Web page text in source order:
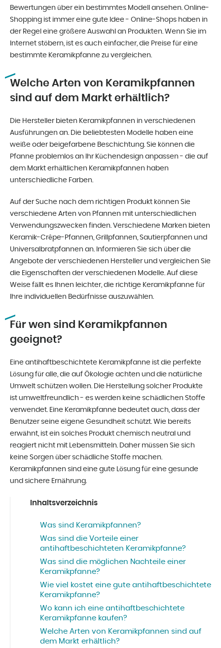
Bewertungen über ein bestimmtes Modell ansehen. Online-
Shopping ist immer eine gute Idee - Online-Shops haben in
der Regel eine größere Auswahl an Produkten. Wenn Sie im
Internet stöbern, ist es auch einfacher, die Preise für eine
bestimmte Keramikpfanne zu vergleichen.
Welche Arten von Keramikpfannen
sind auf dem Markt erhältlich?
Die Hersteller bieten Keramikpfannen in verschiedenen
Ausführungen an. Die beliebtesten Modelle haben eine
weiße oder beigefarbene Beschichtung. Sie können die
Pfanne problemlos an Ihr Küchendesign anpassen - die auf
dem Markt erhältlichen Keramikpfannen haben
unterschiedliche Farben.
Auf der Suche nach dem richtigen Produkt können Sie
verschiedene Arten von Pfannen mit unterschiedlichen
Verwendungszwecken finden. Verschiedene Marken bieten
Keramik-Crêpe-Pfannen, Grillpfannen, Sautierpfannen und
Universalbratpfannen an. Informieren Sie sich über die
Angebote der verschiedenen Hersteller und vergleichen Sie
die Eigenschaften der verschiedenen Modelle. Auf diese
Weise fällt es Ihnen leichter, die richtige Keramikpfanne für
Ihre individuellen Bedürfnisse auszuwählen.
Für wen sind Keramikpfannen
geeignet?
Eine antihaftbeschichtete Keramikpfanne ist die perfekte
Lösung für alle, die auf Ökologie achten und die natürliche
Umwelt schützen wollen. Die Herstellung solcher Produkte
ist umweltfreundlich - es werden keine schädlichen Stoffe
verwendet. Eine Keramikpfanne bedeutet auch, dass der
Benutzer seine eigene Gesundheit schützt. Wie bereits
erwähnt, ist ein solches Produkt chemisch neutral und
reagiert nicht mit Lebensmitteln. Daher müssen Sie sich
keine Sorgen über schädliche Stoffe machen.
Keramikpfannen sind eine gute Lösung für eine gesunde
und sichere Ernährung.
Inhaltsverzeichnis
Was sind Keramikpfannen?
Was sind die Vorteile einer
antihaftbeschichteten Keramikpfanne?
Was sind die möglichen Nachteile einer
Keramikpfanne?
Wie viel kostet eine gute antihaftbeschichtete
Keramikpfanne?
Wo kann ich eine antihaftbeschichtete
Keramikpfanne kaufen?
Welche Arten von Keramikpfannen sind auf
dem Markt erhältlich?